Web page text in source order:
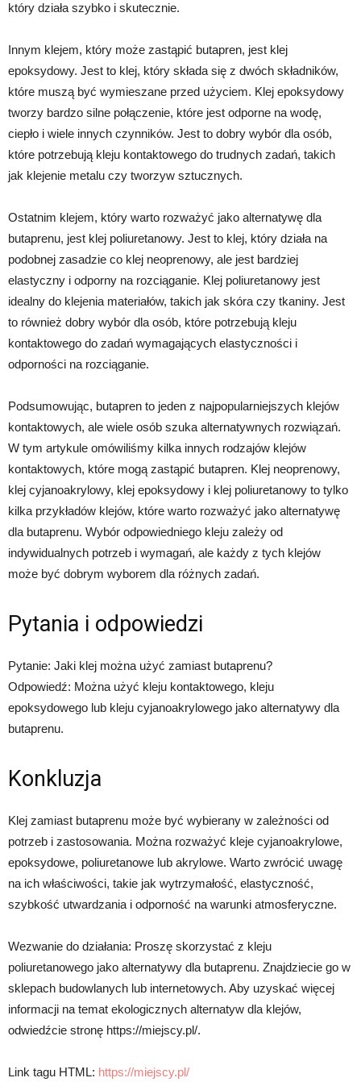
który działa szybko i skutecznie.
Innym klejem, który może zastąpić butapren, jest klej
epoksydowy. Jest to klej, który składa się z dwóch składników,
które muszą być wymieszane przed użyciem. Klej epoksydowy
tworzy bardzo silne połączenie, które jest odporne na wodę,
ciepło i wiele innych czynników. Jest to dobry wybór dla osób,
które potrzebują kleju kontaktowego do trudnych zadań, takich
jak klejenie metalu czy tworzyw sztucznych.
Ostatnim klejem, który warto rozważyć jako alternatywę dla
butaprenu, jest klej poliuretanowy. Jest to klej, który działa na
podobnej zasadzie co klej neoprenowy, ale jest bardziej
elastyczny i odporny na rozciąganie. Klej poliuretanowy jest
idealny do klejenia materiałów, takich jak skóra czy tkaniny. Jest
to również dobry wybór dla osób, które potrzebują kleju
kontaktowego do zadań wymagających elastyczności i
odporności na rozciąganie.
Podsumowując, butapren to jeden z najpopularniejszych klejów
kontaktowych, ale wiele osób szuka alternatywnych rozwiązań.
W tym artykule omówiliśmy kilka innych rodzajów klejów
kontaktowych, które mogą zastąpić butapren. Klej neoprenowy,
klej cyjanoakrylowy, klej epoksydowy i klej poliuretanowy to tylko
kilka przykładów klejów, które warto rozważyć jako alternatywę
dla butaprenu. Wybór odpowiedniego kleju zależy od
indywidualnych potrzeb i wymagań, ale każdy z tych klejów
może być dobrym wyborem dla różnych zadań.
Pytania i odpowiedzi
Pytanie: Jaki klej można użyć zamiast butaprenu?
Odpowiedź: Można użyć kleju kontaktowego, kleju
epoksydowego lub kleju cyjanoakrylowego jako alternatywy dla
butaprenu.
Konkluzja
Klej zamiast butaprenu może być wybierany w zależności od
potrzeb i zastosowania. Można rozważyć kleje cyjanoakrylowe,
epoksydowe, poliuretanowe lub akrylowe. Warto zwrócić uwagę
na ich właściwości, takie jak wytrzymałość, elastyczność,
szybkość utwardzania i odporność na warunki atmosferyczne.
Wezwanie do działania: Proszę skorzystać z kleju
poliuretanowego jako alternatywy dla butaprenu. Znajdziecie go w
sklepach budowlanych lub internetowych. Aby uzyskać więcej
informacji na temat ekologicznych alternatyw dla klejów,
odwiedźcie stronę https://miejscy.pl/.
Link tagu HTML: https://miejscy.pl/